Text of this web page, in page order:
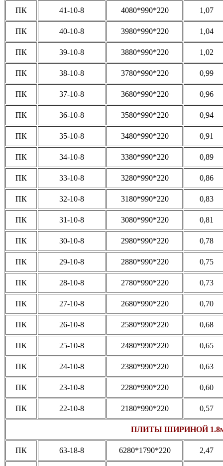
ПК 41-10-8 4080*990*220 1,07
ПК 40-10-8 3980*990*220 1,04
ПК 39-10-8 3880*990*220 1,02
ПК 38-10-8 3780*990*220 0,99
ПК 37-10-8 3680*990*220 0,96
ПК 36-10-8 3580*990*220 0,94
ПК 35-10-8 3480*990*220 0,91
ПК 34-10-8 3380*990*220 0,89
ПК 33-10-8 3280*990*220 0,86
ПК 32-10-8 3180*990*220 0,83
ПК 31-10-8 3080*990*220 0,81
ПК 30-10-8 2980*990*220 0,78
ПК 29-10-8 2880*990*220 0,75
ПК 28-10-8 2780*990*220 0,73
ПК 27-10-8 2680*990*220 0,70
ПК 26-10-8 2580*990*220 0,68
ПК 25-10-8 2480*990*220 0,65
ПК 24-10-8 2380*990*220 0,63
ПК 23-10-8 2280*990*220 0,60
ПК 22-10-8 2180*990*220 0,57
ПЛИТЫ ШИРИНОЙ
ПК 63-18-8 6280*1790*220 2,47